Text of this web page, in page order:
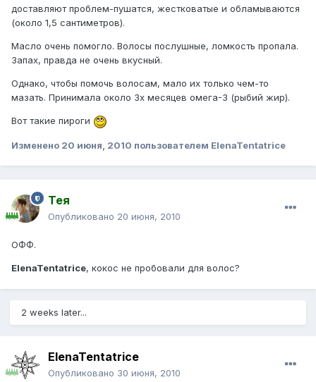
доставляют проблем-пушатся, жестковатые и обламываются
(около 1,5 сантиметров).
Масло очень помогло. Волосы послушные, ломкость пропала.
Запах, правда не очень вкусный.
Однако, чтобы помочь волосам, мало их только чем-то
мазать. Принимала около 3х месяцев омега-3 (рыбий жир).
Вот такие пироги
Изменено 20 июня, 2010 пользователем ElenaTentatrice
Тея
Опубликовано 20 июня, 2010
ОФФ.
ElenaTentatrice, кокос не пробовали для волос?
2 weeks later...
ElenaTentatrice
Опубликовано 30 июня, 2010